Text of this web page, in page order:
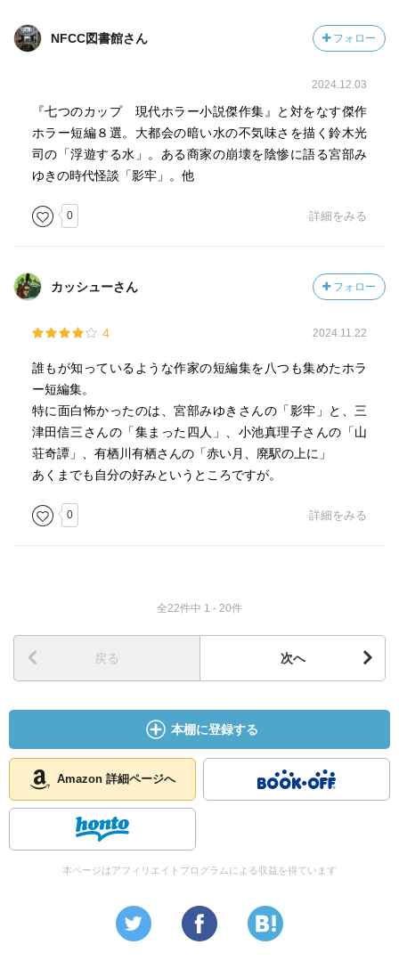
NFCC図書館さん フォロー
2024.12.03
『七つのカップ 現代ホラー小説傑作集』と対をなす傑作
ホラー短編８選。大都会の暗い水の不気味さを描く鈴木光
司の「浮遊する水」。ある商家の崩壊を陰惨に語る宮部み
ゆきの時代怪談「影牢」。他
0 詳細をみる
カッシューさん フォロー
4 2024.11.22
誰もが知っているような作家の短編集を八つも集めたホラ
ー短編集。
特に面白怖かったのは、宮部みゆきさんの「影牢」と、三
津田信三さんの「集まった四人」、小池真理子さんの「山
荘奇譚」、有栖川有栖さんの「赤い月、廃駅の上に」
あくまでも自分の好みというところですが。
0 詳細をみる
全22件中 1 - 20件
戻る 次へ
本棚に登録する
Amazon 詳細ページへ
本ページはアフィリエイトプログラムによる収益を得ています